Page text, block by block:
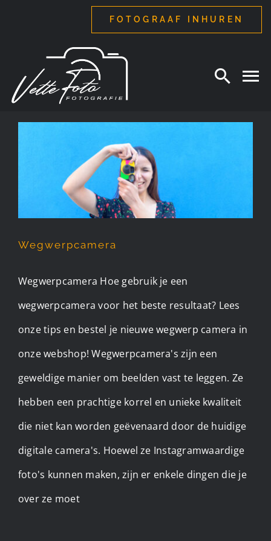
FOTOGRAAF INHUREN
Wegwerpcamera
Wegwerpcamera
Wegwerpcamera Hoe gebruik je een
wegwerpcamera voor het beste resultaat? Lees
onze tips en bestel je nieuwe wegwerp camera in
onze webshop! Wegwerpcamera's zijn een
geweldige manier om beelden vast te leggen. Ze
hebben een prachtige korrel en unieke kwaliteit
die niet kan worden geëvenaard door de huidige
digitale camera's. Hoewel ze Instagramwaardige
foto's kunnen maken, zijn er enkele dingen die je
over ze moet